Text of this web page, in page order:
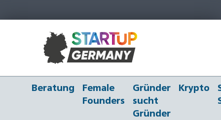
Beratung
Female
Founders
Gründer
sucht
Gründer
Krypto